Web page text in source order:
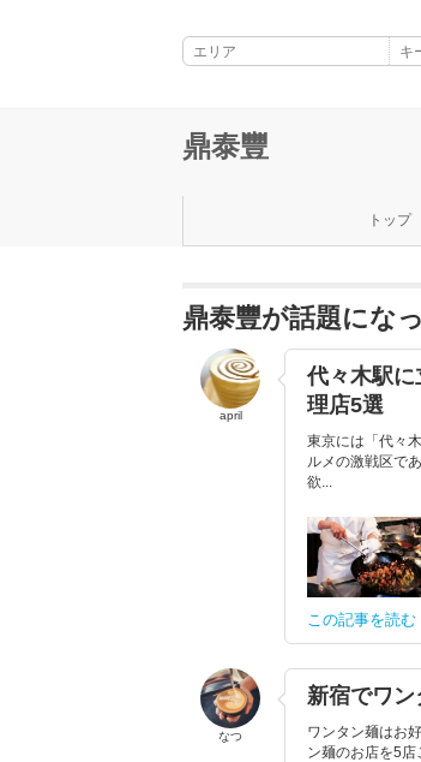
鼎泰豐
トップ
鼎泰豐が話題にな
april
代々木駅
理店5選
東京には「代々
ルメの激戦区で
欲...
この記事を読む
なつ
新宿でワ
ワンタン麺はお
ン麺のお店を5店